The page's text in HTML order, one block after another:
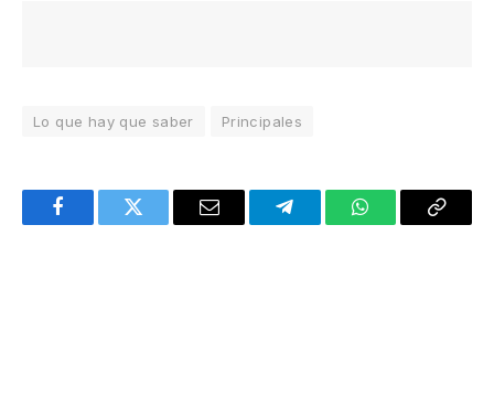
Lo que hay que saber Principales
FacebookTwitter Email TelegramWhatsAppCopy